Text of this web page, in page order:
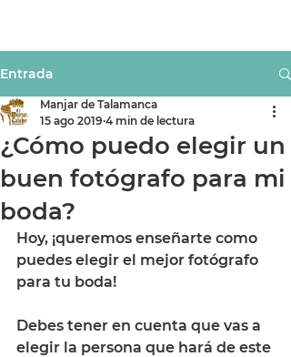
Entrada
¿Cómo puedo elegir un
buen fotógrafo para mi
boda?
Manjar de Talamanca
15 ago 2019 4 min de lectura
Hoy, ¡queremos enseñarte como
puedes elegir el mejor fotógrafo
para tu boda!
Debes tener en cuenta que vas a
elegir la persona que hará de este